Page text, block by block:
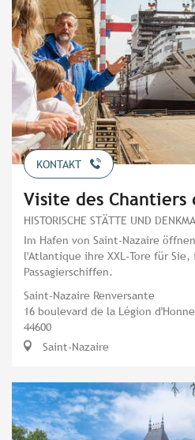
KONTAKT
Visite des
HISTORISCHE STÄTTE UND
Im Hafen von Saint-Nazaire
l'Atlantique ihre XXL-Tore für
Passagierschiffen.
Saint-Nazaire Renversante
16 boulevard de la Légion
44600
Saint-Nazaire